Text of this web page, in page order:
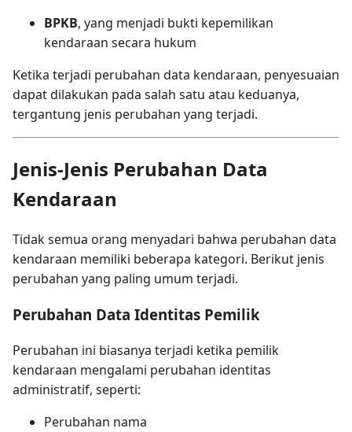
BPKB, yang menjadi bukti kepemilikan
kendaraan secara hukum
Ketika terjadi perubahan data kendaraan, penyesuaian
dapat dilakukan pada salah satu atau keduanya,
tergantung jenis perubahan yang terjadi.
Jenis-Jenis Perubahan Data
Kendaraan
Tidak semua orang menyadari bahwa perubahan data
kendaraan memiliki beberapa kategori. Berikut jenis
perubahan yang paling umum terjadi.
Perubahan Data Identitas Pemilik
Perubahan ini biasanya terjadi ketika pemilik
kendaraan mengalami perubahan identitas
administratif, seperti:
Perubahan nama